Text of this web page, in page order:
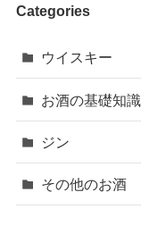
Categories
ウイスキー
お酒の基礎知識
ジン
その他のお酒